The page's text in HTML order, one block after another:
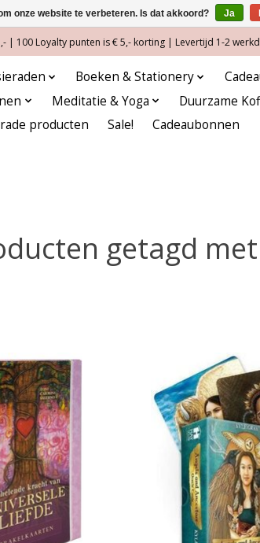
| 100 Loyalty punten is € 5,- korting | Levertijd 1-2
Boeken & Stationery
Meditatie & Yoga Duurzame
producten
Sale! Cadeaubonnen
getagd
onze website te verbeteren. Is dat akkoord? Ja